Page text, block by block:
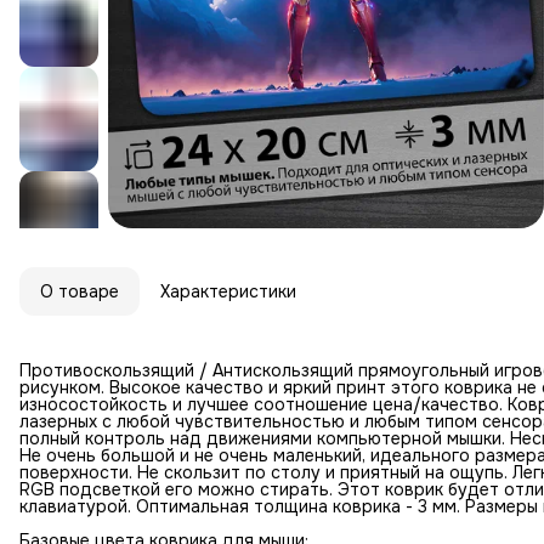
О товаре Характеристики
Противоскользящий / Антискользящий прямоугольный
рисунком. Высокое качество и яркий принт этого коврика
износостойкость и лучшее соотношение цена/качество.
лазерных с любой чувствительностью и любым типом
полный контроль над движениями компьютерной мышки.
Не очень большой и не очень маленький, идеального
поверхности. Не скользит по столу и приятный на ощупь.
RGB подсветкой его можно стирать. Этот коврик будет
клавиатурой. Оптимальная толщина коврика - 3 мм.